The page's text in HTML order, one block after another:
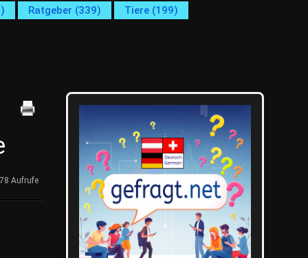
Ratgeber (339)
Tiere (199)
Aufrufe